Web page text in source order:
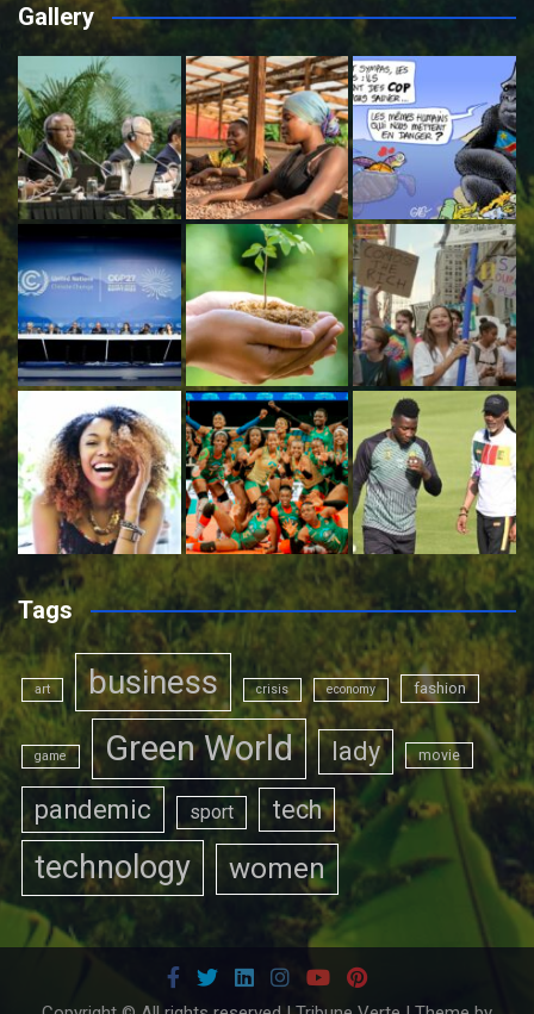
Gallery
Tags
art business crisis economy fashion
game Green World lady movie
pandemic sport tech
technology women